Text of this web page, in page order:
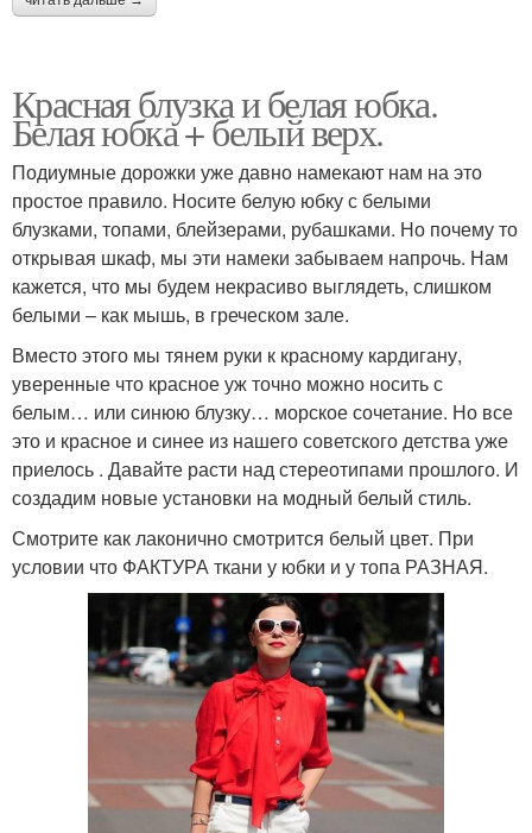
Красная блузка и белая юбка.
Белая юбка + белый верх.
Подиумные дорожки уже давно намекают нам на это
простое правило. Носите белую юбку с белыми
блузками, топами, блейзерами, рубашками. Но почему то
открывая шкаф, мы эти намеки забываем напрочь. Нам
кажется, что мы будем некрасиво выглядеть, слишком
белыми – как мышь, в греческом зале.
Вместо этого мы тянем руки к красному кардигану,
уверенные что красное уж точно можно носить с
белым… или синюю блузку… морское сочетание. Но все
это и красное и синее из нашего советского детства уже
приелось . Давайте расти над стереотипами прошлого. И
создадим новые установки на модный белый стиль.
Смотрите как лаконично смотрится белый цвет. При
условии что ФАКТУРА ткани у юбки и у топа РАЗНАЯ.